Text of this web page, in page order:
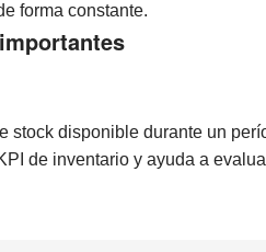
forma constante.
stock disponible durante un
de inventario y ayuda a